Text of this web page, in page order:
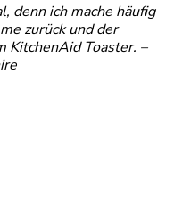
denn ich mache häufig
zurück und der
KitchenAid Toaster. –